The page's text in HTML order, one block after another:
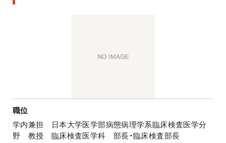
職位
学内兼担 日本大学医学部病態病理学系臨床検査医学分
野 教授 臨床検査医学科 部長・臨床検査部長